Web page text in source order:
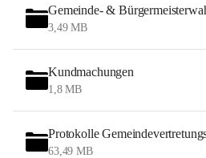
Gemeinde- &
3,49 MB
Kundmachungen
1,8 MB
Protokolle
63,49 MB